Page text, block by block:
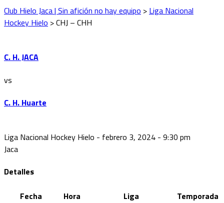
Club Hielo Jaca | Sin afición no hay equipo > Liga Nacional
Hockey Hielo >CHJ – CHH
C. H. JACA
vs
C. H. Huarte
Liga Nacional Hockey Hielo - febrero 3, 2024 - 9:30 pm
Jaca
Detalles
Fecha Hora Liga
Temporada